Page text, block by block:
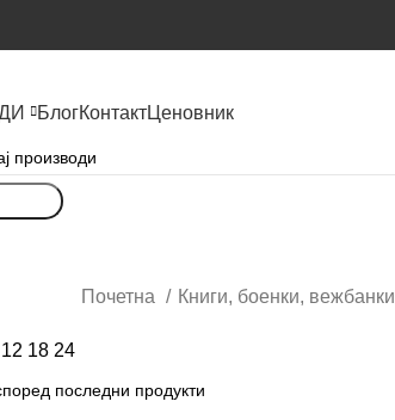
БлогКонтактЦеновник
Почетна Книги, боенки, вежбанки
12 18 24